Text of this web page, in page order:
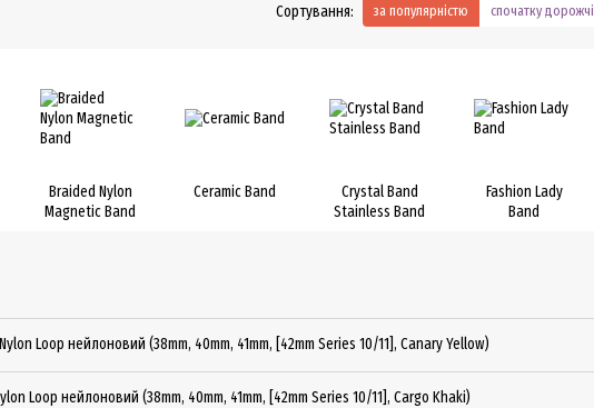
Сортування: за популярністю спочатку дорожчі
Braided Nylon
Magnetic Band
Ceramic Band
Crystal Band
Stainless Band
Fashion Lady
Band
Loop нейлоновий (38mm, 40mm, 41mm, [42mm Series 10/11], Canary Yellow)
Loop нейлоновий (38mm, 40mm, 41mm, [42mm Series 10/11], Cargo Khaki)